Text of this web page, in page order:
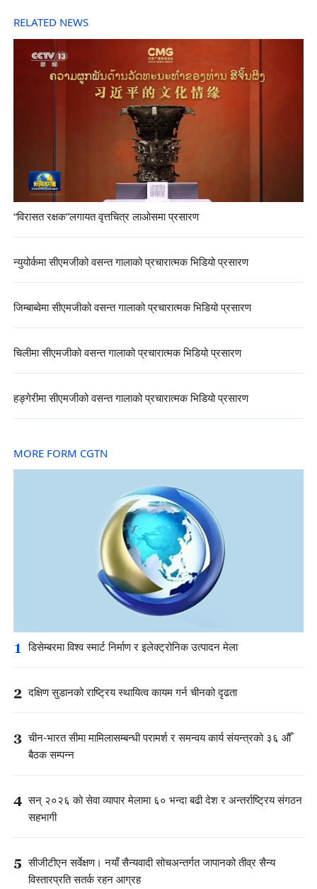
RELATED NEWS
“विरासत रक्षक”लगायत वृत्तचित्र लाओसमा प्रसारण
न्युयोर्कमा सीएमजीको वसन्त गालाको प्रचारात्मक भिडियो प्रसारण
जिम्बाब्वेमा सीएमजीको वसन्त गालाको प्रचारात्मक भिडियो प्रसारण
चिलीमा सीएमजीको वसन्त गालाको प्रचारात्मक भिडियो प्रसारण
हङ्गेरीमा सीएमजीको वसन्त गालाको प्रचारात्मक भिडियो प्रसारण
MORE FORM CGTN
1 डिसेम्बरमा विश्व स्मार्ट निर्माण र इलेक्ट्रोनिक उत्पादन मेला
2 दक्षिण सुडानको राष्ट्रिय स्थायित्व कायम गर्न चीनको दृढता
3 चीन-भारत सीमा मामिलासम्बन्धी परामर्श र समन्वय कार्य संयन्त्रको ३६ औँ
बैठक सम्पन्न
4 सन् २०२६ को सेवा व्यापार मेलामा ६० भन्दा बढी देश र अन्तर्राष्ट्रिय संगठन
सहभागी
5 सीजीटीएन सर्वेक्षण। नयाँ सैन्यवादी सोचअन्तर्गत जापानको तीव्र सैन्य
विस्तारप्रति सतर्क रहन आग्रह